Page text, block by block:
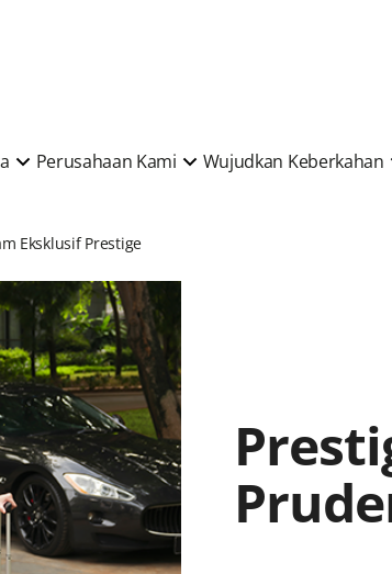
Perusahaan Kami Wujudkan Keberkahan
Eksklusif Prestige